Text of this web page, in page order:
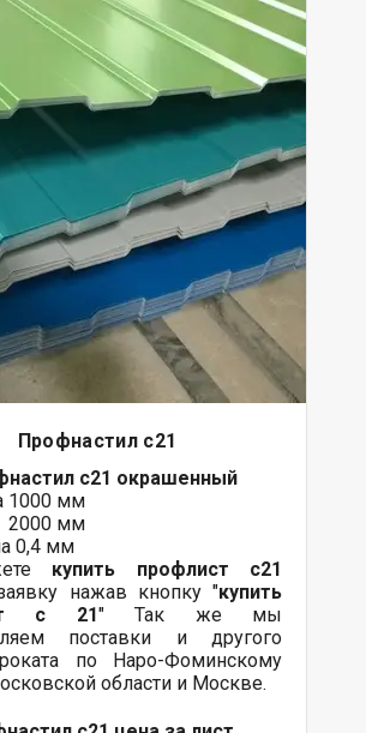
Профнастил с21
с21 окрашенный
1000 мм
2000 мм
0,4 мм
купить профлист с21
нажав кнопку "купить
с 21" Так же мы
поставки и другого
по Наро-Фоминскому
области и Москве.